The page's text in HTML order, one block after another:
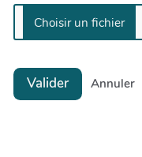
Valider Annuler